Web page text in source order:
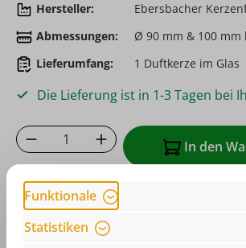
Hersteller:
Ebersbacher
Abmessungen:
Ø 90 mm & 100 mm
Lieferumfang:
1 Duftkerze im Glas
Die Lieferung ist in 1-3 Tagen bei
Produkt Anzahl: Gib den
In den
Zum Merkzettel hinzufügen
oder sofort bestellen mit
Funktionale
Statistiken